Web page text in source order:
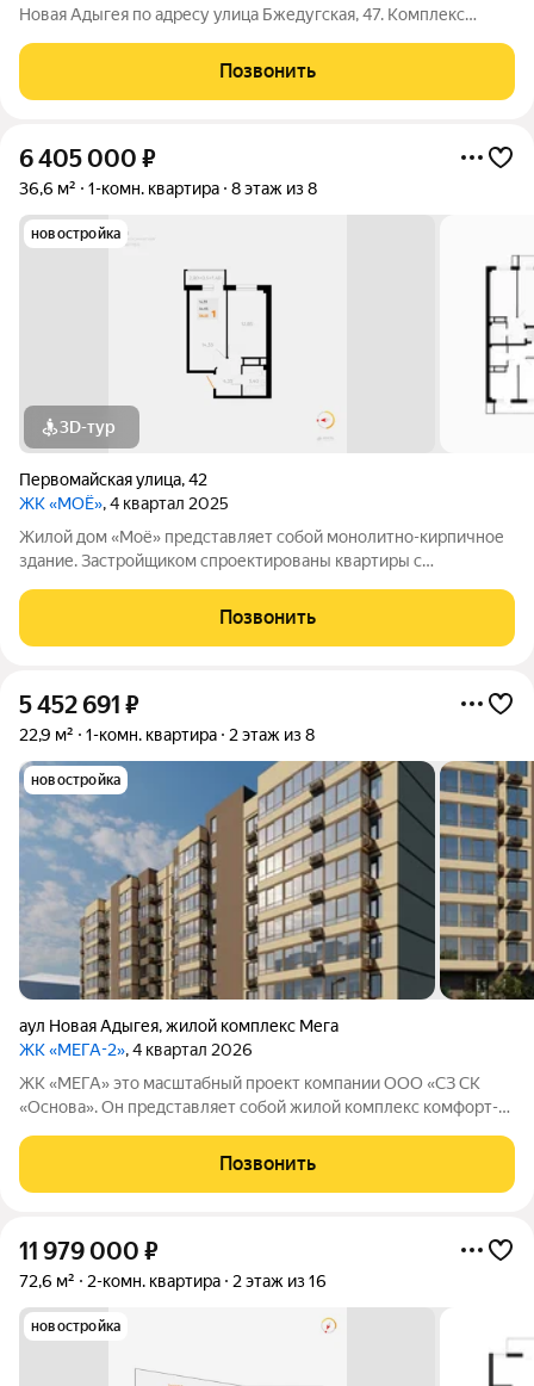
Новая Адыгея по адресу улица Бжедугская, 47. Комплекс
на 4 квартал 2024 года. В квартирах предусмотрены
предчистовая отделка и
Позвонить
6 405 000 ₽
36,6 м² 1-комн. квартира 8 этаж из 8
новостройка
3D-тур
Первомайская улица,42
ЖК «МОЁ», 4 квартал 2025
Жилой дом «Моё» представляет собой монолитно-кирпичное
здание. Застройщиком спроектированы квартиры с
территории включает в себя организацию детских игровых и
спортивных площадок, гостевой
Позвонить
5 452 691 ₽
22,9 м² 1-комн. квартира 2 этаж из 8
новостройка
аул Новая Адыгея,жилой комплекс Мега
ЖК «МЕГА-2», 4 квартал 2026
ЖК «МЕГА» это масштабный проект компании ООО «СЗ СК
«Основа». Он представляет собой жилой комплекс комфорт-
Позвонить
11 979 000 ₽
72,6 м² 2-комн. квартира 2 этаж из 16
новостройка